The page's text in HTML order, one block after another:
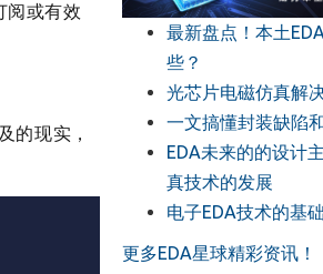
阅或有效
的现实，
最新盘点！本土
些？
光芯片电磁仿真解
一文搞懂封装缺陷
EDA未来的的设计
真技术的发展
电子EDA技术的基
更多EDA星球精彩资讯！